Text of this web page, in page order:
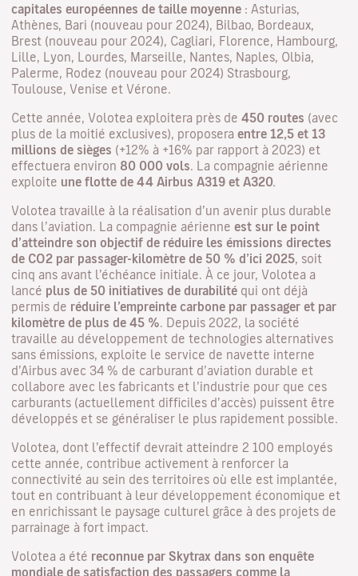
capitales européennes de taille moyenne : Asturias,
Athènes, Bari (nouveau pour 2024), Bilbao, Bordeaux,
Brest (nouveau pour 2024), Cagliari, Florence, Hambourg,
Lille, Lyon, Lourdes, Marseille, Nantes, Naples, Olbia,
Palerme, Rodez (nouveau pour 2024) Strasbourg,
Toulouse, Venise et Vérone.
Cette année, Volotea exploitera près de 450 routes (avec
plus de la moitié exclusives), proposera entre 12,5 et 13
millions de sièges (+12% à +16% par rapport à 2023) et
effectuera environ 80 000 vols . La compagnie aérienne
exploite une flotte de 44 Airbus A319 et A320.
Volotea travaille à la réalisation d’un avenir plus durable
dans l’aviation. La compagnie aérienne est sur le point
d’atteindre son objectif de réduire les émissions directes
de CO2 par passager-kilomètre de 50 % d’ici 2025 , soit
cinq ans avant l’échéance initiale. À ce jour, Volotea a
lancé plus de 50 initiatives de durabilité qui ont déjà
permis de réduire l’empreinte carbone par passager et par
kilomètre de plus de 45 % . Depuis 2022, la société
travaille au développement de technologies alternatives
sans émissions, exploite le service de navette interne
d’Airbus avec 34 % de carburant d’aviation durable et
collabore avec les fabricants et l’industrie pour que ces
carburants (actuellement difficiles d’accès) puissent être
développés et se généraliser le plus rapidement possible.
Volotea, dont l’effectif devrait atteindre 2 100 employés
cette année, contribue activement à renforcer la
connectivité au sein des territoires où elle est implantée,
tout en contribuant à leur développement économique et
en enrichissant le paysage culturel grâce à des projets de
parrainage à fort impact.
Volotea a été reconnue par Skytrax dans son enquête
mondiale de satisfaction des passagers comme la